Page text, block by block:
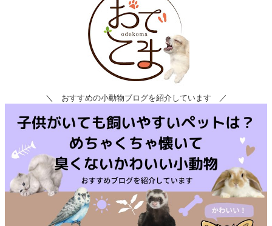
＼ おすすめの小動物ブログを紹介しています ／